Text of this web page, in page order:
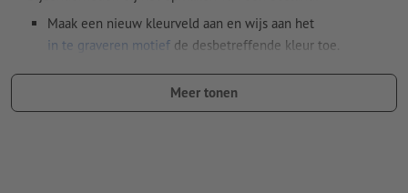
Maak een nieuw kleurveld aan en wijs aan het
in te graveren motief de desbetreffende kleur toe.
naam van de staal: "Laser"
Meer tonen